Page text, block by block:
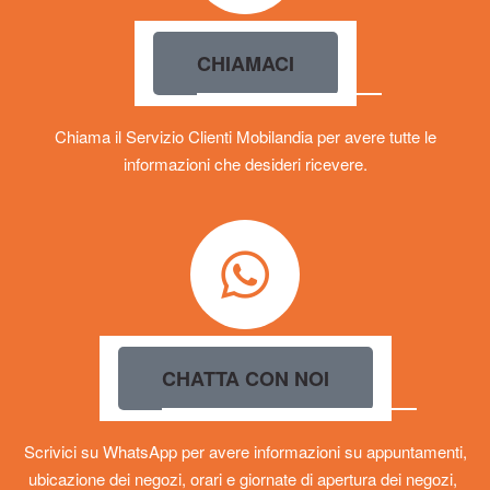
CHIAMACI
Chiama il Servizio Clienti Mobilandia per avere tutte le
informazioni che desideri ricevere.
CHATTA CON NOI
Scrivici su WhatsApp per avere informazioni su appuntamenti,
ubicazione dei negozi, orari e giornate di apertura dei negozi,